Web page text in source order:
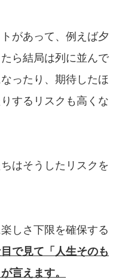
があって、例えば夕
ら結局は列に並んで
ったり、期待したほ
するリスクも高くな
はそうしたリスクを
しさ下限を確保する
で見て「人生そのも
言えます。